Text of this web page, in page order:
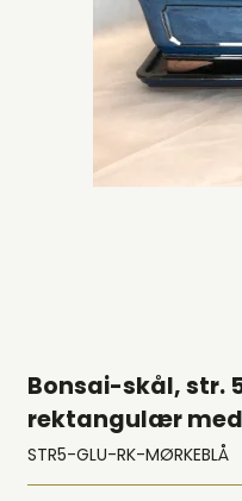
Bonsai-skål, str.
rektangulær
STR5-GLU-RK-MØRKEBLÅ